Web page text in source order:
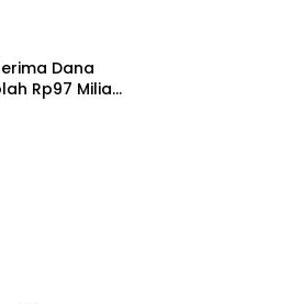
Dana
Rp97 Miliar,
di Kepri